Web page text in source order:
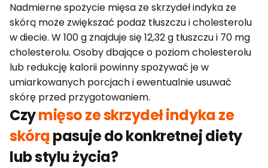
Nadmierne spożycie mięsa ze skrzydeł indyka ze
skórą może zwiększać podaż tłuszczu i cholesterolu
w diecie. W 100 g znajduje się 12,32 g tłuszczu i 70 mg
cholesterolu. Osoby dbające o poziom cholesterolu
lub redukcję kalorii powinny spożywać je w
umiarkowanych porcjach i ewentualnie usuwać
skórę przed przygotowaniem.
Czymięso ze skrzydeł indyka ze
skórąpasuje do konkretnej diety
lub stylu życia?